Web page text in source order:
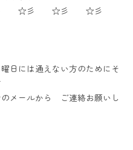
☆彡 ☆彡 ☆彡
日には通えない方のためにそ
メールから ご連絡お願いし